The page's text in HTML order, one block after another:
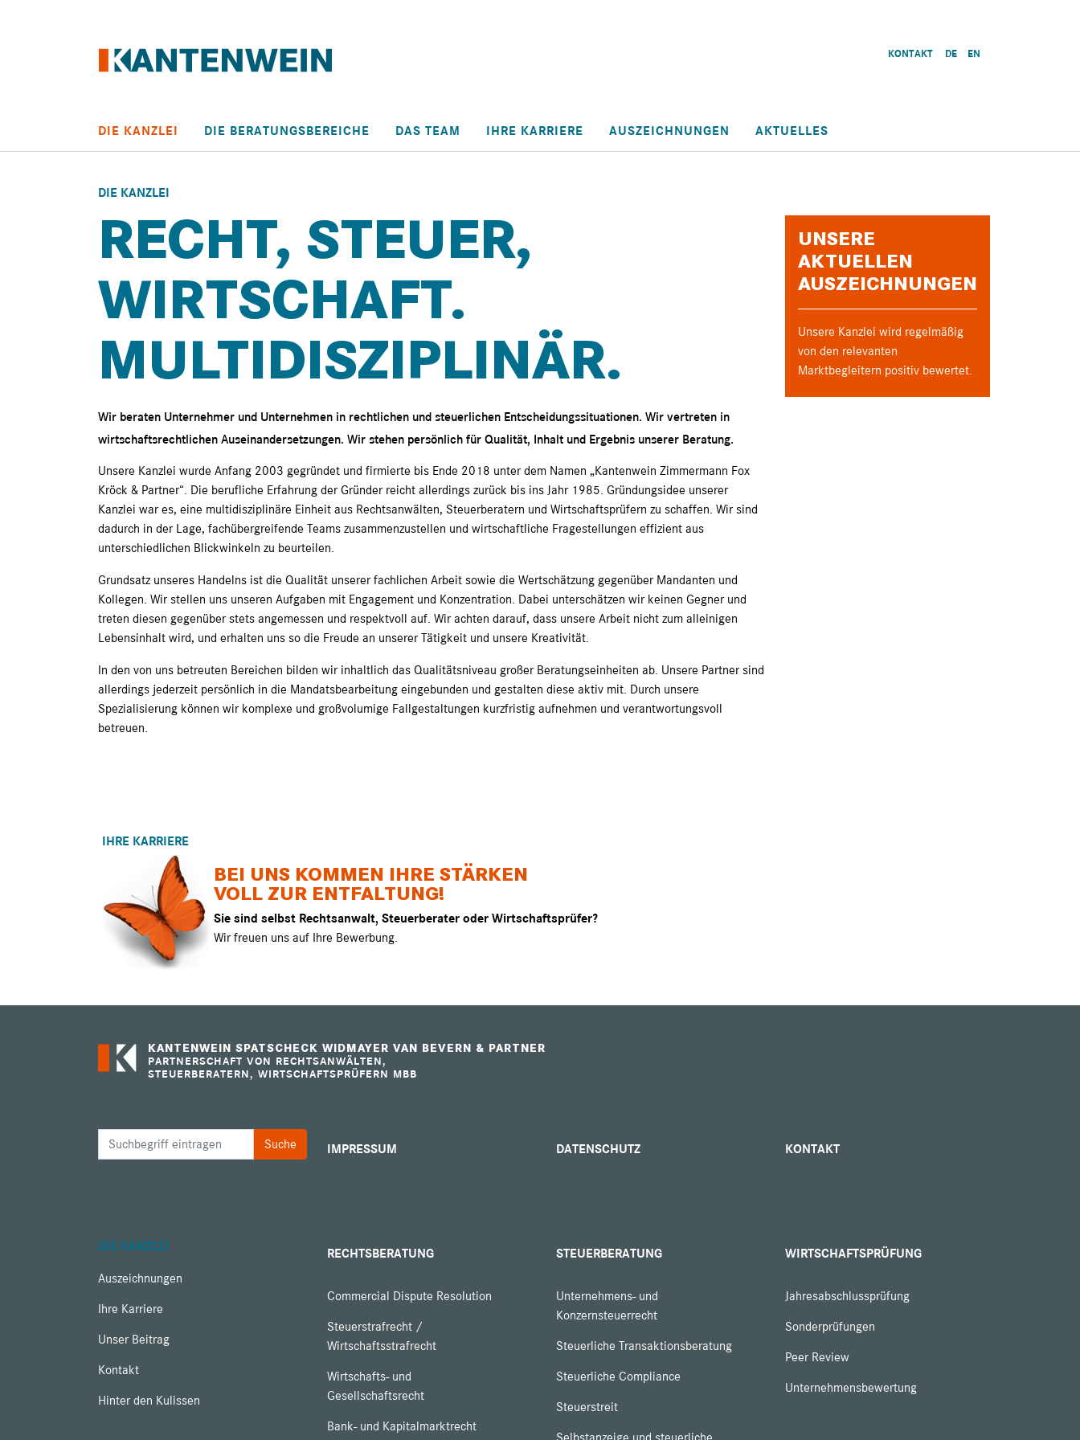
KONTAKT DE EN
DIE KANZLEI DIE BERATUNGSBEREICHE DAS TEAM IHRE KARRIERE AUSZEICHNUNGEN AKTUELLES
DIE KANZLEI
RECHT, STEUER,
WIRTSCHAFT.
MULTIDISZIPLINÄR.
Wir beraten Unternehmer und Unternehmen in rechtlichen und steuerlichen Entscheidungssituationen. Wir vertreten in
wirtschaftsrechtlichen Auseinandersetzungen. Wir stehen persönlich für Qualität, Inhalt und Ergebnis unserer Beratung.
Unsere Kanzlei wurde Anfang 2003 gegründet und firmierte bis Ende 2018 unter dem Namen „Kantenwein Zimmermann Fox
Kröck & Partner“. Die berufliche Erfahrung der Gründer reicht allerdings zurück bis ins Jahr 1985. Gründungsidee unserer
Kanzlei war es, eine multidisziplinäre Einheit aus Rechtsanwälten, Steuerberatern und Wirtschaftsprüfern zu schaffen. Wir sind
dadurch in der Lage, fachübergreifende Teams zusammenzustellen und wirtschaftliche Fragestellungen effizient aus
unterschiedlichen Blickwinkeln zu beurteilen.
Grundsatz unseres Handelns ist die Qualität unserer fachlichen Arbeit sowie die Wertschätzung gegenüber Mandanten und
Kollegen. Wir stellen uns unseren Aufgaben mit Engagement und Konzentration. Dabei unterschätzen wir keinen Gegner und
treten diesen gegenüber stets angemessen und respektvoll auf. Wir achten darauf, dass unsere Arbeit nicht zum alleinigen
Lebensinhalt wird, und erhalten uns so die Freude an unserer Tätigkeit und unsere Kreativität.
In den von uns betreuten Bereichen bilden wir inhaltlich das Qualitätsniveau großer Beratungseinheiten ab. Unsere Partner sind
allerdings jederzeit persönlich in die Mandatsbearbeitung eingebunden und gestalten diese aktiv mit. Durch unsere
Spezialisierung können wir komplexe und großvolumige Fallgestaltungen kurzfristig aufnehmen und verantwortungsvoll
betreuen.
UNSERE
AKTUELLEN
AUSZEICHNUNGEN
Unsere Kanzlei wird regelmäßig
von den relevanten
Marktbegleitern positiv bewertet.
IHRE KARRIERE
BEI UNS KOMMEN IHRE STÄRKEN
VOLL ZUR ENTFALTUNG!
Sie sind selbst Rechtsanwalt, Steuerberater oder Wirtschaftsprüfer?
Wir freuen uns auf Ihre Bewerbung.
KANTENWEIN SPATSCHECK WIDMAYER VAN BEVERN & PARTNER
PARTNERSCHAFT VON RECHTSANWÄLTEN,
STEUERBERATERN, WIRTSCHAFTSPRÜFERN MBB
DIE KANZLEI
Auszeichnungen
Ihre Karriere
Unser Beitrag
Kontakt
Hinter den Kulissen
IMPRESSUM
RECHTSBERATUNG
Commercial Dispute Resolution
Steuerstrafrecht /
Wirtschaftsstrafrecht
Wirtschafts- und
Gesellschaftsrecht
Bank- und Kapitalmarktrecht
DATENSCHUTZ
STEUERBERATUNG
Unternehmens- und
Konzernsteuerrecht
Steuerliche Transaktionsberatung
Steuerliche Compliance
Steuerstreit
KONTAKT
WIRTSCHAFTSPRÜFUNG
Jahresabschlussprüfung
Sonderprüfungen
Peer Review
Unternehmensbewertung